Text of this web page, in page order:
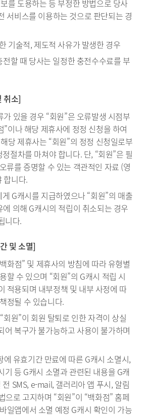
를 도용하는 등 부정한 방법으로 당사
서비스를 이용하는 것으로 판단되는 경
기술적, 제도적 사유가 발생한 경우
전할 때 당사는 일정한 충전수수료를 부
취소]
있을 경우 “회원”은 오류발생 시점부
”이나 해당 제휴사에 정정 신청을 하여
당 제휴사는 “회원”의 정정 신청일로부
절차를 마쳐야 합니다. 단, “회원”은 필
류를 증명할 수 있는 객관적인 자료 (영
합니다.
G캐시를 지급하였으나 “회원”의 매출
의해 G캐시의 적립이 취소되는 경우
니다.
및 소멸]
화점” 및 제휴사의 방침에 따라 유형별
할 수 있으며 “회원”의 G캐시 적립 시
적용되며 내부정책 및 내부 사정에 따
정될 수 있습니다.
원”이 회원 탈퇴로 인한 자격이 상실
어 복구가 불가능하고 사용이 불가하며
에 유효기간 만료에 따른 G캐시 소멸시,
기 등 G캐시 소멸과 관련된 내용을 G캐
SMS, e-mail, 갤러리아 앱 푸시, 알림
으로 고지하며 “회원”이 “백화점” 홈페
일앱에서 소멸 예정 G캐시 확인이 가능